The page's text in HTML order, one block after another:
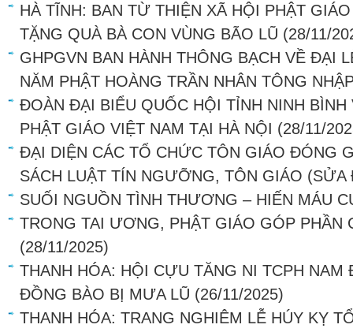
HÀ TĨNH: BAN TỪ THIỆN XÃ HỘI PHẬT
TẶNG QUÀ BÀ CON VÙNG BÃO LŨ (28/11/
GHPGVN BAN HÀNH THÔNG BẠCH VỀ ĐẠI
NĂM PHẬT HOÀNG TRẦN NHÂN TÔNG
ĐOÀN ĐẠI BIỂU QUỐC HỘI TỈNH NINH BÌNH
PHẬT GIÁO VIỆT NAM TẠI HÀ NỘI (28/11/
ĐẠI DIỆN CÁC TỔ CHỨC TÔN GIÁO ĐÓNG
SÁCH LUẬT TÍN NGƯỠNG, TÔN GIÁO (SỬA
SUỐI NGUỒN TÌNH THƯƠNG – HIẾN MÁU
TRONG TAI ƯƠNG, PHẬT GIÁO GÓP PHẦN
(28/11/2025)
THANH HÓA: HỘI CỰU TĂNG NI TCPH
ĐỒNG BÀO BỊ MƯA LŨ (26/11/2025)
THANH HÓA: TRANG NGHIÊM LỄ HÚY KỴ